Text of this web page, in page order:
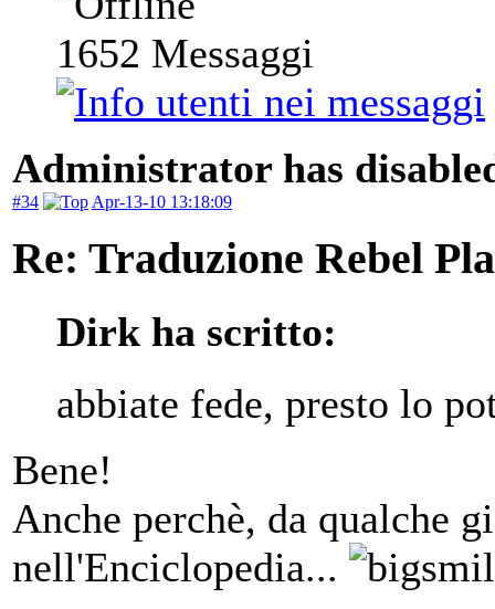
1652 Messaggi
Administrator has
#34 Apr-13-10 13:18:09
Re: Traduzione Rebel
Dirk ha scritto:
abbiate fede, presto lo
Bene!
Anche perchè, da qualche
nell'Enciclopedia...